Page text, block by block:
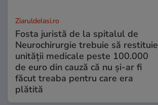
ZiaruldeIasi.ro
Fosta juristă de la spitalul de
Neurochirurgie trebuie să restituie
unității medicale peste 100.000
de euro din cauză că nu și-ar fi
făcut treaba pentru care era
plătită